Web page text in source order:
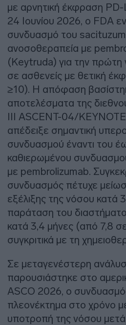
με αρνητική έκφραση PD-
24 Ιουνίου 2026, ο FDA
συνδυασμό του
ανοσοθεραπεία με
(Keytruda) για την πρώτη
σε ασθενείς με θετική
≥10). Η απόφαση
αποτελέσματα της
III ASCENT-04/
απέδειξε σημαντική
συνδυασμού έναντι του
καθιερωμένου
με pembrolizumab.
συνδυασμός πέτυχε
εξέλιξης της νόσου κατά
παράταση του
κατά 3,4 μήνες (από 7,8
συγκριτικά με τη
Σε μεταγενέστερη
παρουσιάστηκε στο
ASCO 2026, ο
πλεονέκτημα στο χρόνο
υποτροπή της νόσου